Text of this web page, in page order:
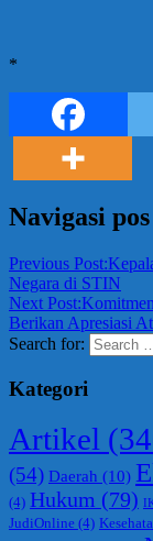
*
Navigasi pos
Previous Post:
Negara di STIN
Next Post:
Berikan Apresiasi
Search for:
Kategori
Artikel
(54) Daerah (10)
(4) Hukum (79)
JudiOnline (4)